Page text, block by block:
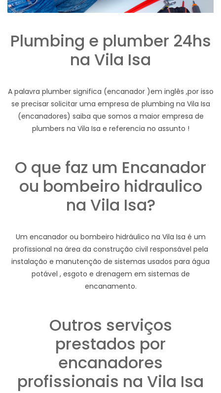
Plumbing e plumber 24hs
na Vila Isa
A palavra plumber significa (encanador )em inglês ,por isso
se precisar solicitar uma empresa de plumbing na Vila Isa
(encanadores) saiba que somos a maior empresa de
plumbers na Vila Isa e referencia no assunto !
O que faz um Encanador
ou bombeiro hidraulico
na Vila Isa?
Um encanador ou bombeiro hidráulico na Vila Isa é um
profissional na área da construção civil responsável pela
instalação e manutenção de sistemas usados para água
potável , esgoto e drenagem em sistemas de
encanamento.
Outros serviços
prestados por
encanadores
profissionais na Vila Isa